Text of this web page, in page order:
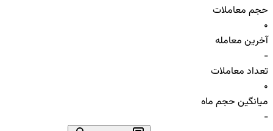
حجم معاملات
0
آخرین معامله
-
تعداد معاملات
0
میانگین حجم ماه
-